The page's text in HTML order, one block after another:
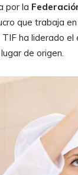
por la
que trabaja
TIF ha liderado
de origen.